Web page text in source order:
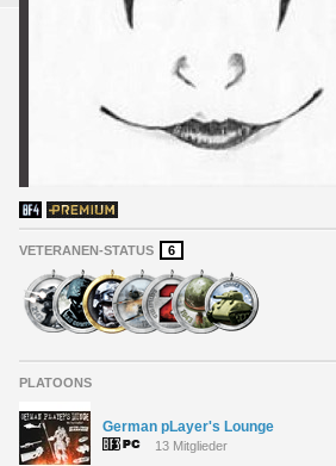
VETERANEN-STATUS 6
PLATOONS
German pLayer's Lounge
13 Mitglieder